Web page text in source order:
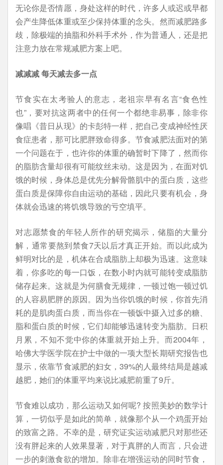
无论你是否情愿，身处这样的时代，许多人或迟或早都
会产生降低体重或至少保持体重的念头。然而减肥路多
歧，除极端的抽脂和外科手术外，作为普通人，还是把
注意力放在常规减肥方案上吧。
减减减 每天减去多一点
节食实在太考验人的意志，老祖宗早有名言“食色性
也”，要对抗这两者中的任何一个都绝非易事，除非你
像唱《昔日从现》的卡彭特一样，把自己变成神经性厌
食症患者，那可比肥胖致命得多。节食减肥法面对的第
一个问题在于，也许你的体重的确暂时下降了，然而你
的脂肪含量却很有可能纹丝未动。这是因为，在面对饥
饿的时候，身体总是优先分解骨骼肌中的蛋白质，这些
蛋白质是保障你自由运动的基础，因此只要有机会，身
体就会迅速的将饥饿导致的亏空填平。
对志愿禁食的年轻人所作的研究揭示，储脂的大量分
解，通常要熬到禁食7天以后才真正开始。而以此成为
鲜明对比的是，机体在合成脂肪上却极为迅速。这意味
着，你多吃的每一口饭，在数小时内就可能转变成脂肪
储存起来。这就是为何膳食无规律，一顿过饱一顿过饥
的人容易肥胖的原因。因为当你饥饿的时候，你首先消
耗的是肌肉蛋白质，而当你在一顿饭中摄入过多的糖、
脂和蛋白质的时候，它们却能够迅速转变为脂肪。日积
月累，不知不觉中你的体重就开始上升。而2004年，
哈佛大学医学院在护士中做的一项大型长期研究报告也
显示，依靠节食减肥的妇女，39%的人最终结局是越减
越肥，她们的体重平均来说比减肥前重了9斤。
节食难以成功，那么运动又如何呢? 按照美妙的数学计
算，一切似乎是如此的简单，就像那个从一个鸡蛋开始
的致富之路。不幸的是，研究证实运动减肥只对那些还
没有胖起来的人效果显著，对于真胖的人而言，只会进
一步的刺激食欲的增加。除非在增强运动的同时节食，